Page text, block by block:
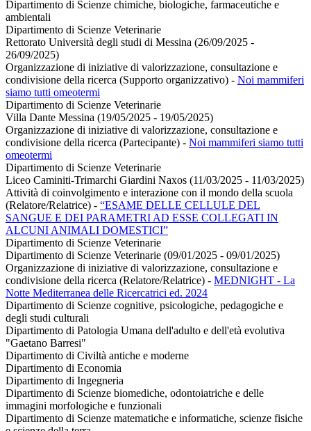
Dipartimento di Scienze chimiche, biologiche, farmaceutiche e
ambientali
Dipartimento di Scienze Veterinarie
Rettorato Università degli studi di Messina (26/09/2025 -
26/09/2025)
Organizzazione di iniziative di valorizzazione, consultazione e
condivisione della ricerca (Supporto organizzativo) - Noi mammiferi
siamo tutti omeotermi
Dipartimento di Scienze Veterinarie
Villa Dante Messina (19/05/2025 - 19/05/2025)
Organizzazione di iniziative di valorizzazione, consultazione e
condivisione della ricerca (Partecipante) - Noi mammiferi siamo tutti
omeotermi
Dipartimento di Scienze Veterinarie
Liceo Caminiti-Trimarchi Giardini Naxos (11/03/2025 - 11/03/2025)
Attività di coinvolgimento e interazione con il mondo della scuola
(Relatore/Relatrice) - “ESAME DELLE CELLULE DEL
SANGUE E DEI PARAMETRI AD ESSE COLLEGATI IN
ALCUNI ANIMALI DOMESTICI”
Dipartimento di Scienze Veterinarie
Dipartimento di Scienze Veterinarie (09/01/2025 - 09/01/2025)
Organizzazione di iniziative di valorizzazione, consultazione e
condivisione della ricerca (Relatore/Relatrice) - MEDNIGHT - La
Notte Mediterranea delle Ricercatrici ed. 2024
Dipartimento di Scienze cognitive, psicologiche, pedagogiche e
degli studi culturali
Dipartimento di Patologia Umana dell'adulto e dell'età evolutiva
"Gaetano Barresi"
Dipartimento di Civiltà antiche e moderne
Dipartimento di Economia
Dipartimento di Ingegneria
Dipartimento di Scienze biomediche, odontoiatriche e delle
immagini morfologiche e funzionali
Dipartimento di Scienze matematiche e informatiche, scienze fisiche